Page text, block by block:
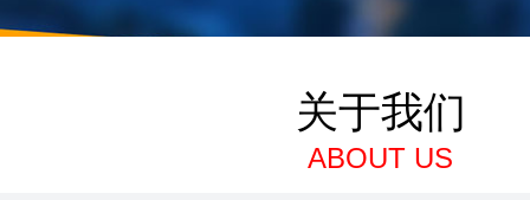
ABOUT US
关于我们